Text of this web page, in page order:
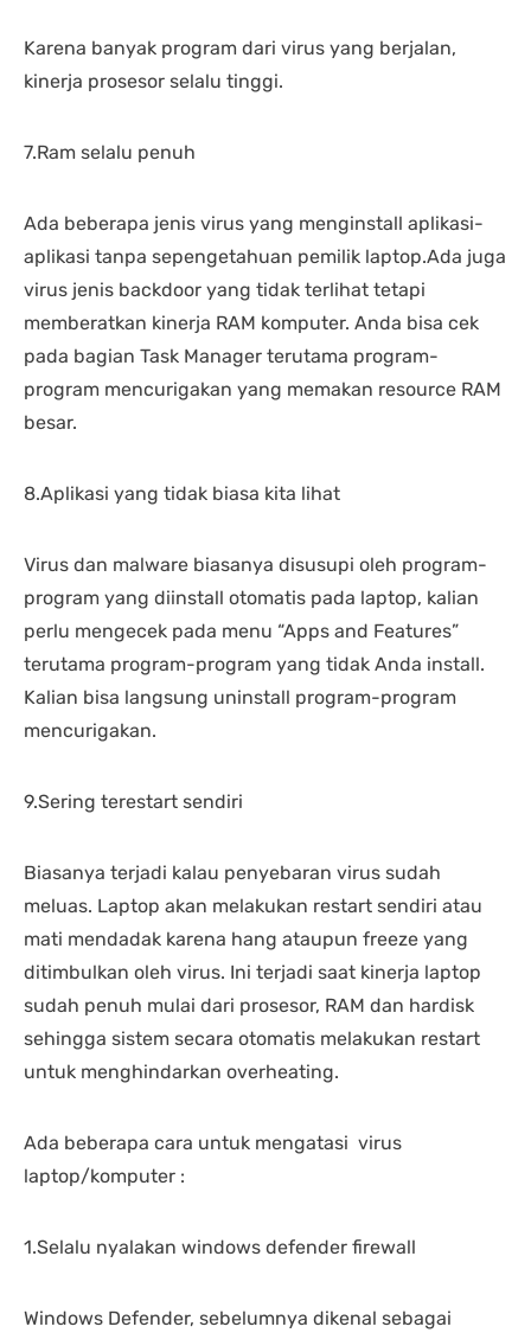
Karena banyak program dari virus yang berjalan,
kinerja prosesor selalu tinggi.
7.Ram selalu penuh
Ada beberapa jenis virus yang menginstall aplikasi-
aplikasi tanpa sepengetahuan pemilik laptop.Ada juga
virus jenis backdoor yang tidak terlihat tetapi
memberatkan kinerja RAM komputer. Anda bisa cek
pada bagian Task Manager terutama program-
program mencurigakan yang memakan resource RAM
besar.
8.Aplikasi yang tidak biasa kita lihat
Virus dan malware biasanya disusupi oleh program-
program yang diinstall otomatis pada laptop, kalian
perlu mengecek pada menu “Apps and Features”
terutama program-program yang tidak Anda install.
Kalian bisa langsung uninstall program-program
mencurigakan.
9.Sering terestart sendiri
Biasanya terjadi kalau penyebaran virus sudah
meluas. Laptop akan melakukan restart sendiri atau
mati mendadak karena hang ataupun freeze yang
ditimbulkan oleh virus. Ini terjadi saat kinerja laptop
sudah penuh mulai dari prosesor, RAM dan hardisk
sehingga sistem secara otomatis melakukan restart
untuk menghindarkan overheating.
Ada beberapa cara untuk mengatasi virus
laptop/komputer :
1.Selalu nyalakan windows defender firewall
Windows Defender, sebelumnya dikenal sebagai